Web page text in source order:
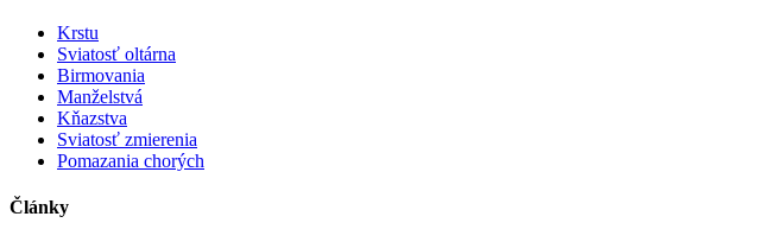
Krstu
Sviatosť oltárna
Birmovania
Manželstvá
Kňazstva
Sviatosť zmierenia
Pomazania chorých
Články